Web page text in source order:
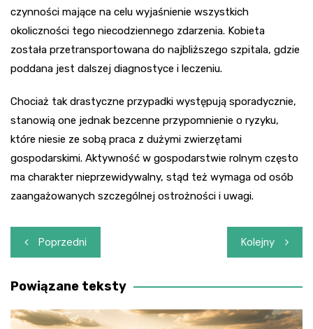
czynności mające na celu wyjaśnienie wszystkich
okoliczności tego niecodziennego zdarzenia. Kobieta
została przetransportowana do najbliższego szpitala, gdzie
poddana jest dalszej diagnostyce i leczeniu.
Chociaż tak drastyczne przypadki występują sporadycznie,
stanowią one jednak bezcenne przypomnienie o ryzyku,
które niesie ze sobą praca z dużymi zwierzętami
gospodarskimi. Aktywność w gospodarstwie rolnym często
ma charakter nieprzewidywalny, stąd też wymaga od osób
zaangażowanych szczególnej ostrożności i uwagi.
Nawigacja
wpisu
Poprzedni Kolejny
Powiązane teksty